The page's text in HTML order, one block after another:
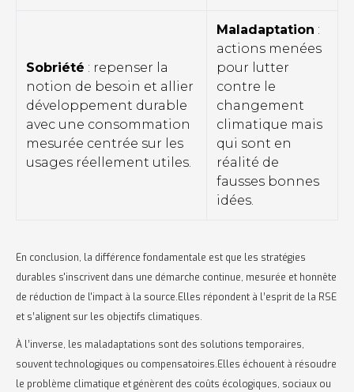
Sobriété : repenser la
notion de besoin et allier
développement durable
avec une consommation
mesurée centrée sur les
usages réellement utiles.
Maladaptation :
actions menées
pour lutter
contre le
changement
climatique mais
qui sont en
réalité de
fausses bonnes
idées.
En conclusion, la différence fondamentale est que les stratégies
durables s'inscrivent dans une démarche continue, mesurée et honnête
de réduction de l'impact à la source.Elles répondent à l’esprit de la RSE
et s’alignent sur les objectifs climatiques.
À l’inverse, les maladaptations sont des solutions temporaires,
souvent technologiques ou compensatoires.Elles échouent à résoudre
le problème climatique et génèrent des coûts écologiques, sociaux ou